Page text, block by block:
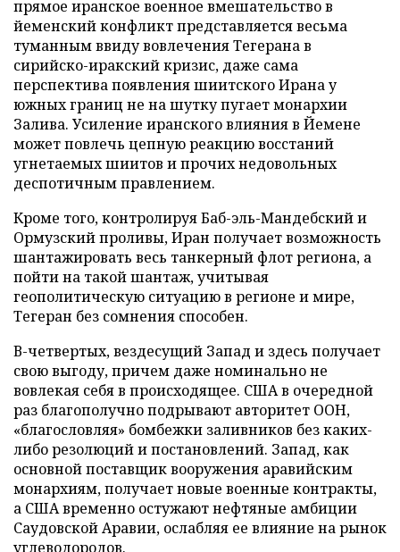
прямое иранское военное вмешательство в
йеменский конфликт представляется весьма
туманным ввиду вовлечения Тегерана в
сирийско-иракский кризис, даже сама
перспектива появления шиитского Ирана у
южных границ не на шутку пугает монархии
Залива. Усиление иранского влияния в Йемене
может повлечь цепную реакцию восстаний
угнетаемых шиитов и прочих недовольных
деспотичным правлением.
Кроме того, контролируя Баб-эль-Мандебский и
Ормузский проливы, Иран получает возможность
шантажировать весь танкерный флот региона, а
пойти на такой шантаж, учитывая
геополитическую ситуацию в регионе и мире,
Тегеран без сомнения способен.
В-четвертых, вездесущий Запад и здесь получает
свою выгоду, причем даже номинально не
вовлекая себя в происходящее. США в очередной
раз благополучно подрывают авторитет ООН,
«благословляя» бомбежки заливников без каких-
либо резолюций и постановлений. Запад, как
основной поставщик вооружения аравийским
монархиям, получает новые военные контракты,
а США временно остужают нефтяные амбиции
Саудовской Аравии, ослабляя ее влияние на рынок
углеводородов.